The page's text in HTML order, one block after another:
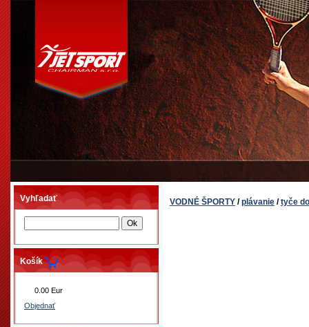
Vyhľadať
Košík
0.00 Eur
Objednať
VODNÉ ŠPORTY /plávanie /tyče